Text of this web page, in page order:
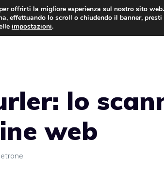
lo
web
offrirti la migliore esperienza sul nostro sito web.
effettuando lo scroll o chiudendo il banner,
impostazioni.